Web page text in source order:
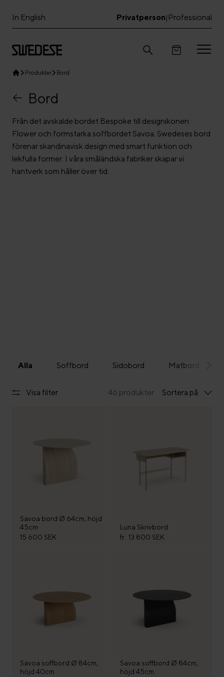
In English Privatperson| Professional
Produkter Bord
Bord
Från det avskalde bordet Bespoke till designikonen
Flower och formstarka soffbordet Savoa. Swedeses bord
förenar skandinavisk design med smart funktion och
lekfulla former. I våra småländska fabriker skapar vi
hantverk som håller över tid.
Visa filter
Alla Soffbord Sidobord Matbord
46 produkter Sortera på
Savoa bord Ø 64cm, höjd
45cm
15 600 SEK
Luna Skrivbord
fr. 13 800 SEK
Savoa soffbord Ø 84cm,
höjd 40cm
Savoa soffbord Ø 84cm,
höjd 45cm